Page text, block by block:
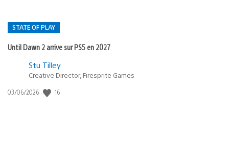
STATE OF PLAY
Until Dawn 2 arrive sur PS5 en 2027
Postée
:
Stu Tilley
Creative Director, Firesprite Games
Date
03/06/2026 16